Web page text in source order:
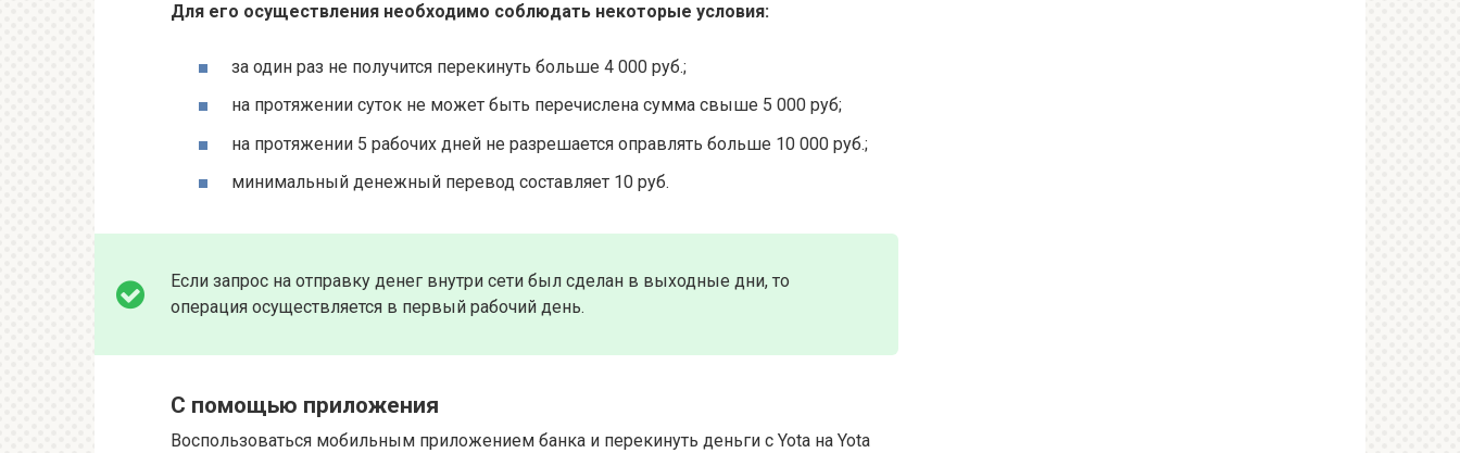
Для его осуществления необходимо соблюдать некоторые условия:
за один раз не получится перекинуть больше 4 000 руб.;
на протяжении суток не может быть перечислена сумма свыше 5 000 руб;
на протяжении 5 рабочих дней не разрешается оправлять больше 10 000 руб.;
минимальный денежный перевод составляет 10 руб.
Если запрос на отправку денег внутри сети был сделан в выходные дни, то
операция осуществляется в первый рабочий день.
С помощью приложения
Воспользоваться мобильным приложением банка и перекинуть деньги с Yota на Yota